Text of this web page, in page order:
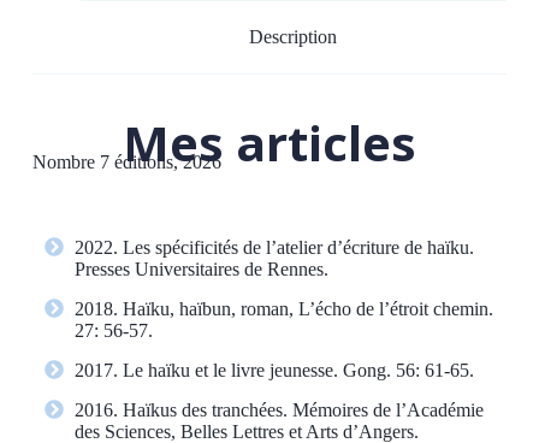
Description
Nombre 7 éditions, 2026
Mes articles
2022. Les spécificités de l’atelier d’écriture de haïku.
Presses Universitaires de Rennes.
2018. Haïku, haïbun, roman, L’écho de l’étroit chemin.
27: 56-57.
2017. Le haïku et le livre jeunesse. Gong. 56: 61-65.
2016. Haïkus des tranchées. Mémoires de l’Académie
des Sciences, Belles Lettres et Arts d’Angers.